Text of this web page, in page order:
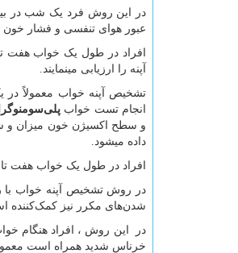
در این روش فرد یک شب در
عبور هوای تنفسی و فشار
افراد در طول یک خواب هفت
آپنه را ارزیابی مینمایند.
تشخیص آپنه خواب معمولاً در
انجام تست خواب
و سطح اکسیژن خون میزان و
داده میشود.
افراد در طول یک خواب هفت
در روش تشخیص آپنه خواب
شدن‌های مکرر نیز کمک‌کننده
در این روش ، افراد هنگام
خرناس شدید همراه است